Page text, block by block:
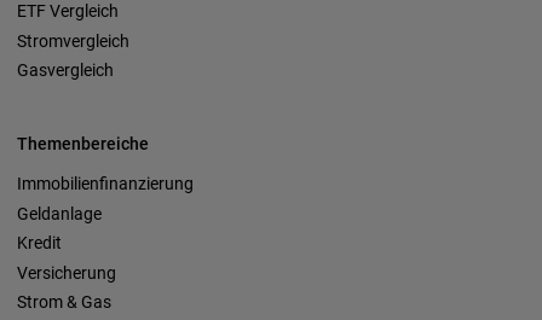
ETF Vergleich
Stromvergleich
Gasvergleich
Themenbereiche
Immobilienfinanzierung
Geldanlage
Kredit
Versicherung
Strom & Gas